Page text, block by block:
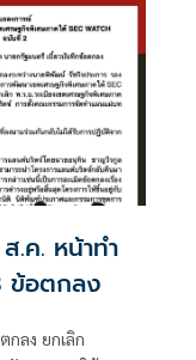
ข้อตกลง
กลง ยกเลิก